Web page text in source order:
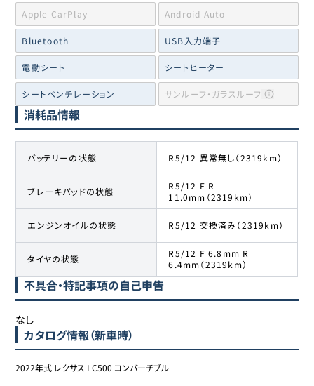
Apple CarPlay Android Auto
Bluetooth USB入力端子
電動シート シートヒーター
シートベンチレーション サンルーフ・ガラスルーフ
消耗品情報
バッテリーの状態 R5/12 異常無し（2319km）
ブレーキパッドの状態
R5/12 F R
11.0mm（2319km）
エンジンオイルの状態 R5/12 交換済み（2319km）
タイヤの状態
R5/12 F 6.8mm R
6.4mm（2319km）
不具合・特記事項の自己申告
なし
カタログ情報（新車時）
2022年式 レクサス LC500 コンバーチブル